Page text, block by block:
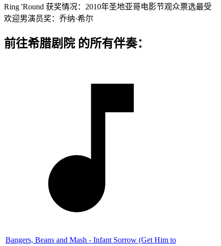
Ring 'Round 获奖情况：2010年圣地亚哥电影节观众票选最受
欢迎男演员奖：乔纳·希尔
前往希腊剧院 的所有伴奏：
Bangers, Beans and Mash - Infant Sorrow (Get Him to